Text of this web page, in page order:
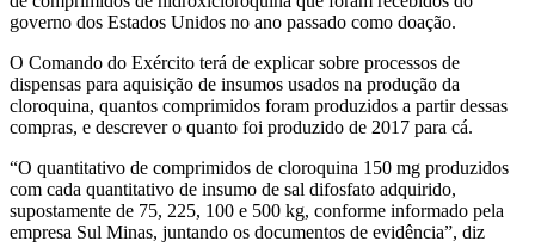
governo dos Estados Unidos no ano passado como doação.
O Comando do Exército terá de explicar sobre processos de
dispensas para aquisição de insumos usados na produção da
cloroquina, quantos comprimidos foram produzidos a partir dessas
compras, e descrever o quanto foi produzido de 2017 para cá.
“O quantitativo de comprimidos de cloroquina 150 mg produzidos
com cada quantitativo de insumo de sal difosfato adquirido,
supostamente de 75, 225, 100 e 500 kg, conforme informado pela
empresa Sul Minas, juntando os documentos de evidência”, diz